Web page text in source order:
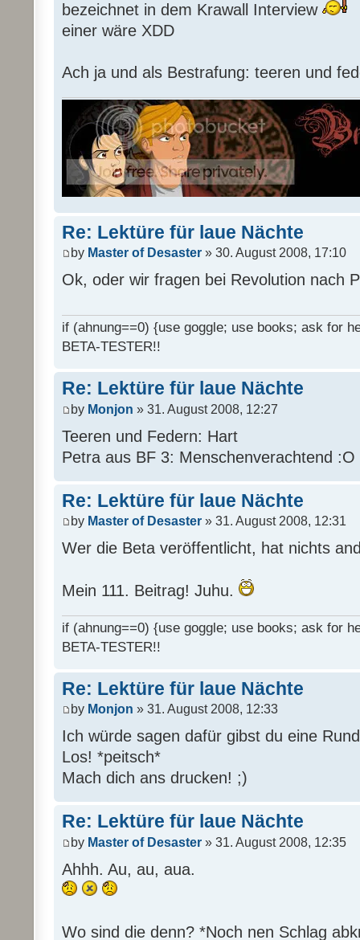
bezeichnet in dem Krawall Interview
einer wäre XDD
Ach ja und als Bestrafung: teeren und
Re: Lektüre für laue Nächte
by Master of Desaster » 30. August 2008, 17:10
Ok, oder wir fragen bei Revolution nach
if (ahnung==0) {use goggle; use books; ask for
BETA-TESTER!!
Re: Lektüre für laue Nächte
by Monjon » 31. August 2008, 12:27
Teeren und Federn: Hart
Petra aus BF 3: Menschenverachtend :O
Re: Lektüre für laue Nächte
by Master of Desaster » 31. August 2008, 12:31
Wer die Beta veröffentlicht, hat nichts
Mein 111. Beitrag! Juhu.
if (ahnung==0) {use goggle; use books; ask for
BETA-TESTER!!
Re: Lektüre für laue Nächte
by Monjon » 31. August 2008, 12:33
Ich würde sagen dafür gibst du eine
Los! *peitsch*
Mach dich ans drucken! ;)
Re: Lektüre für laue Nächte
by Master of Desaster » 31. August 2008, 12:35
Ahhh. Au, au, aua.
Wo sind die denn? *Noch nen Schlag